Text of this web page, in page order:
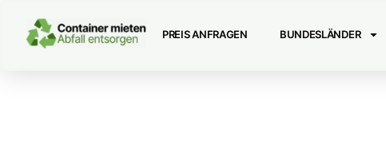
PREIS ANFRAGEN BUNDESLÄNDER